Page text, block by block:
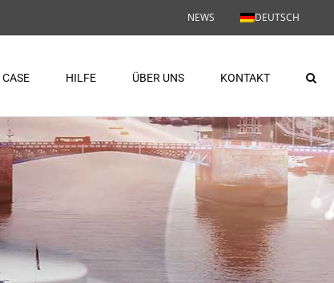
NEWS DEUTSCH
CASE HILFE ÜBER UNS KONTAKT